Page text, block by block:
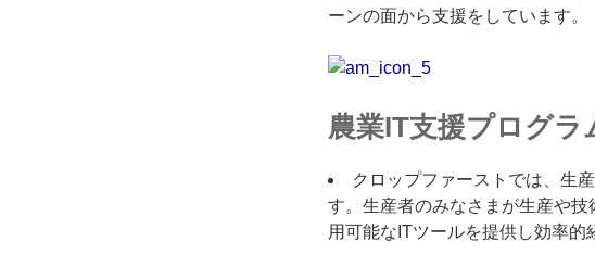
ーンの面から支援をしています。
農業IT支援プログラ
クロップファーストでは、生
す。生産者のみなさまが生産や
用可能なITツールを提供し効率的